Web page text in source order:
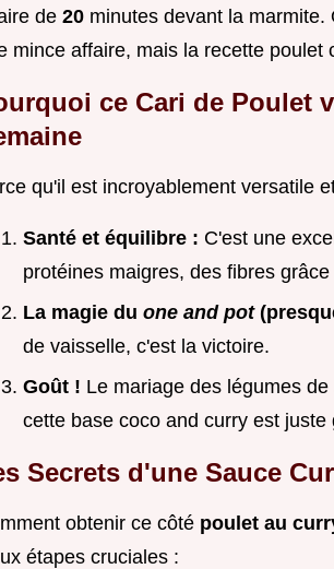
de 20 minutes devant la
mince affaire, mais la recette poulet
ce Cari de Poulet
qu'il est incroyablement versatile
Santé et équilibre : C'est une
protéines maigres, des fibres
La magie du one and pot
de vaisselle, c'est la victoire.
Goût ! Le mariage des légumes
cette base coco and curry est juste
Secrets d'une Sauce
obtenir ce côté poulet au
étapes cruciales :